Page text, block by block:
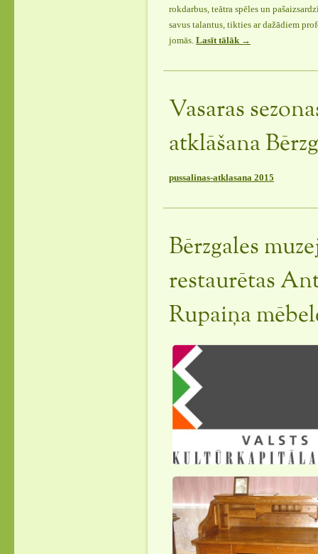
rokdarbus, teātra spēles un
savus talantus, tikties ar dažādiem
jomās. Lasīt tālāk “Radošās
Bērzgalē
pats’’”
→
Vasaras
atklāšana
pussalinas-atklasana 2015
Bērzgales
restaurētas
Rupaiņa